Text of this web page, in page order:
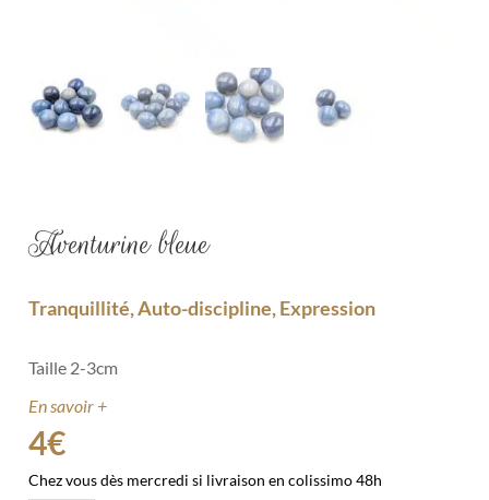
Aventurine bleue
Tranquillité, Auto-discipline, Expression
Taille 2-3cm
En savoir +
4€
Chez vous dès mercredi si livraison en colissimo 48h